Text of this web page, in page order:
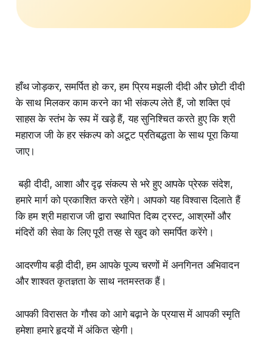
हाँथ जोड़कर, समर्पित हो कर, हम प्रिय मझली दीदी और छोटी दीदी
के साथ मिलकर काम करने का भी संकल्प लेते हैं, जो शक्ति एवं
साहस के स्तंभ के रूप में खड़े हैं, यह सुनिश्चित करते हुए कि श्री
महाराज जी के हर संकल्प को अटूट प्रतिबद्धता के साथ पूरा किया
जाए।
बड़ी दीदी, आशा और दृढ़ संकल्प से भरे हुए आपके प्रेरक संदेश,
हमारे मार्ग को प्रकाशित करते रहेंगे। आपको यह विश्वास दिलाते हैं
कि हम श्री महाराज जी द्वारा स्थापित दिव्य ट्रस्ट, आश्रमों और
मंदिरों की सेवा के लिए पूरी तरह से खुद को समर्पित करेंगे।
आदरणीय बड़ी दीदी, हम आपके पूज्य चरणों में अनगिनत अभिवादन
और शाश्वत कृतज्ञता के साथ नतमस्तक हैं।
आपकी विरासत के गौरव को आगे बढ़ाने के प्रयास में आपकी स्मृति
हमेशा हमारे हृदयों में अंकित रहेगी।